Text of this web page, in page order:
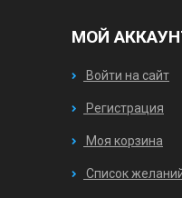
МОЙ
Войти на сайт
Регистрация
Моя корзина
Список